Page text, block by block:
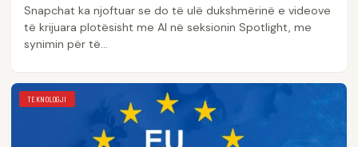
Snapchat ka njoftuar se do të ulë dukshmërinë e videove
të krijuara plotësisht me Al në seksionin Spotlight, me
synimin për të…
TEKNOLOGJI